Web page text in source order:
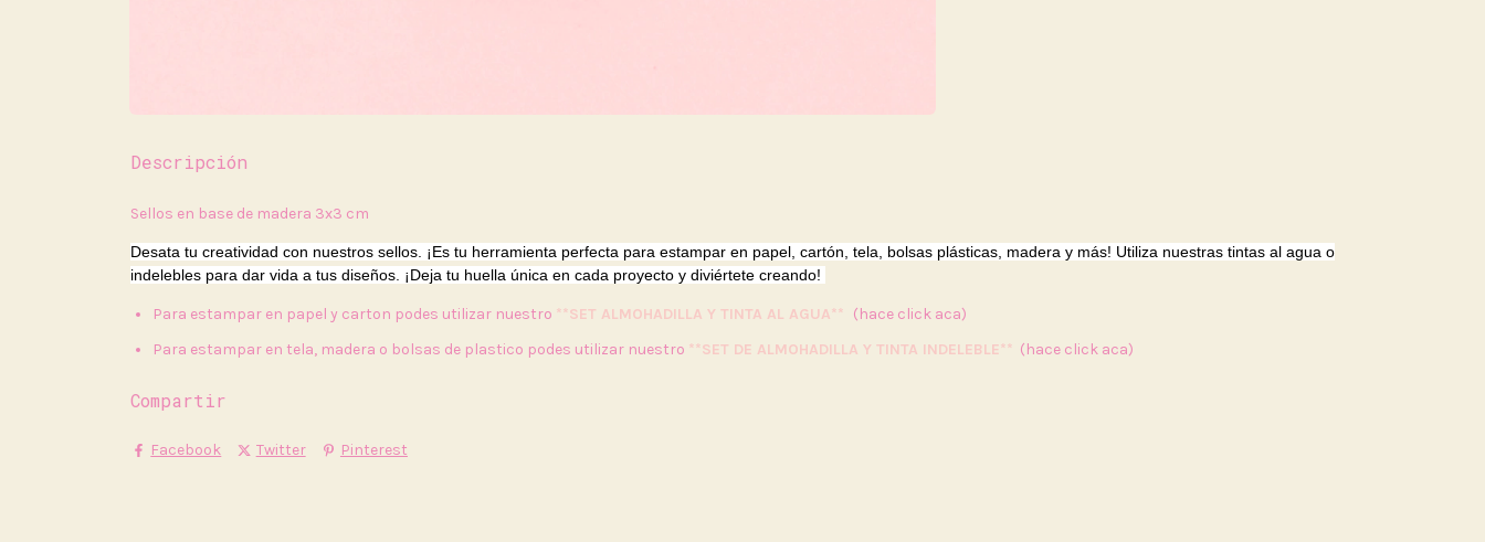
Descripción
Sellos en base de madera 3x3 cm
Desata tu creatividad con nuestros sellos. ¡Es tu herramienta perfecta para estampar en papel, cartón, tela, bolsas plásticas, madera y más! Utiliza nuestras tintas al agua o
indelebles para dar vida a tus diseños. ¡Deja tu huella única en cada proyecto y diviértete creando!
Para estampar en papel y carton podes utilizar nuestro **SET ALMOHADILLA Y TINTA AL AGUA** (hace click aca)
Para estampar en tela, madera o bolsas de plastico podes utilizar nuestro **SET DE ALMOHADILLA Y TINTA INDELEBLE** (hace click aca)
Compartir
Facebook Twitter Pinterest